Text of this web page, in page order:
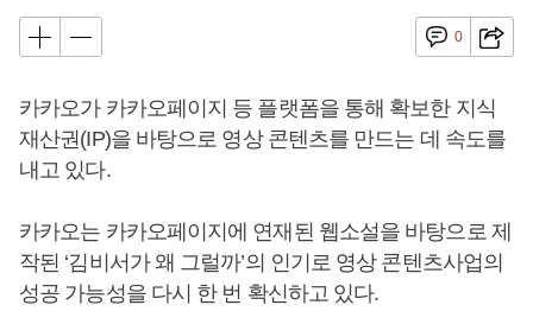
0
카카오가 카카오페이지 등 플랫폼을 통해 확보한 지식
재산권(IP)을 바탕으로 영상 콘텐츠를 만드는 데 속도를
내고 있다.
카카오는 카카오페이지에 연재된 웹소설을 바탕으로 제
작된 ‘김비서가 왜 그럴까’의 인기로 영상 콘텐츠사업의
성공 가능성을 다시 한 번 확신하고 있다.